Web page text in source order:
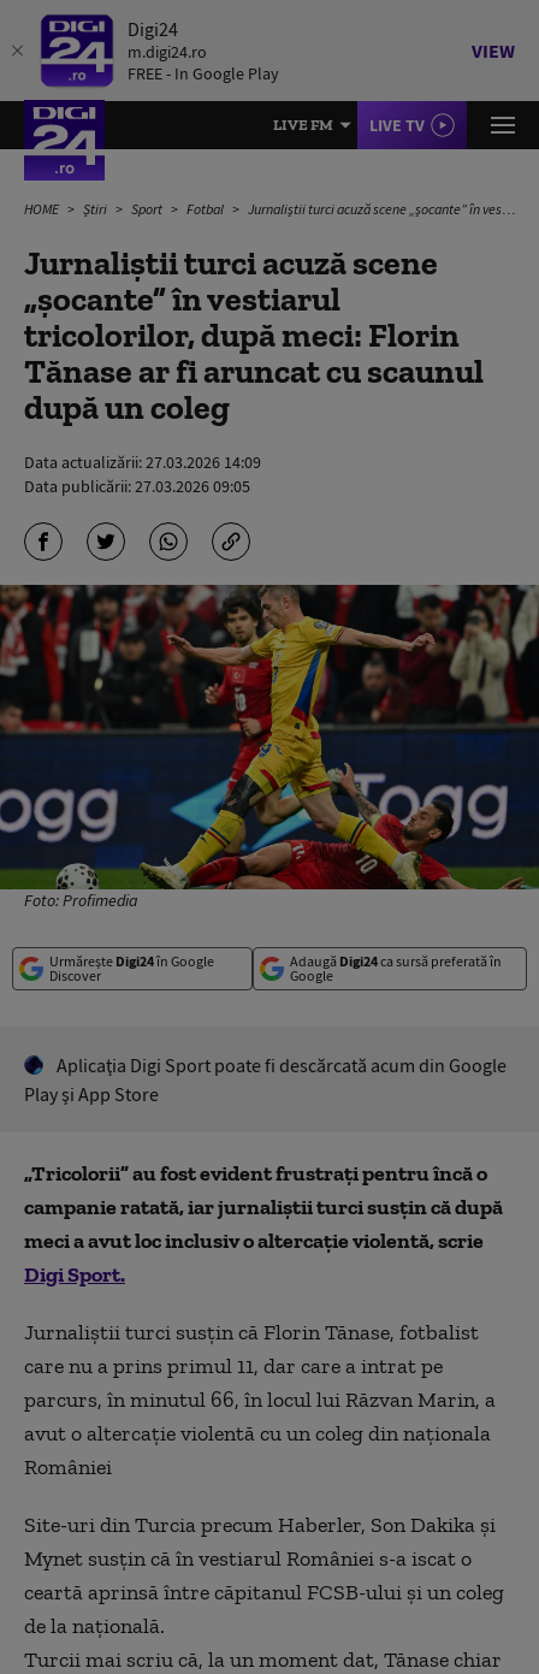
Digi24
m.digi24.ro
FREE - In Google Play
VIEW
LIVE FM LIVE TV
HOME Știri Sport Fotbal Jurnaliștii turci acuză scene „șocante” în vestiarul tricolorilor, după meci: Florin Tănase ar fi aruncat cu scaunul după un coleg
Jurnaliștii turci acuză scene
„șocante” în vestiarul
tricolorilor, după meci: Florin
Tănase ar fi aruncat cu scaunul
după un coleg
Data actualizării:27.03.2026 14:09
Data publicării:27.03.2026 09:05
Foto: Profimedia
Urmărește Digi24în Google
Discover
Adaugă Digi24ca sursă preferată în
Google
Aplicaţia Digi Sport poate fi descărcată acum din Google
Play şi App Store
„Tricolorii” au fost evident frustrați pentru încă o
campanie ratată, iar jurnaliștii turci susțin că după
meci a avut loc inclusiv o altercație violentă, scrie
Digi Sport.
Jurnaliștii turci susțin că Florin Tănase, fotbalist
care nu a prins primul 11, dar care a intrat pe
parcurs, în minutul 66, în locul lui Răzvan Marin, a
avut o altercație violentă cu un coleg din naționala
României
Site-uri din Turcia precum Haberler, Son Dakika și
Mynet susțin că în vestiarul României s-a iscat o
ceartă aprinsă între căpitanul FCSB-ului și un coleg
de la națională.
Turcii mai scriu că, la un moment dat, Tănase chiar